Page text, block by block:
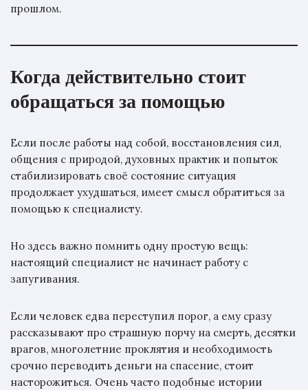
прошлом.
Когда действительно стоит
обращаться за помощью
Если после работы над собой, восстановления сил,
общения с природой, духовных практик и попыток
стабилизировать своё состояние ситуация
продолжает ухудшаться, имеет смысл обратиться за
помощью к специалисту.
Но здесь важно помнить одну простую вещь:
настоящий специалист не начинает работу с
запугивания.
Если человек едва переступил порог, а ему сразу
рассказывают про страшную порчу на смерть, десятки
врагов, многолетние проклятия и необходимость
срочно переводить деньги на спасение, стоит
насторожиться. Очень часто подобные истории